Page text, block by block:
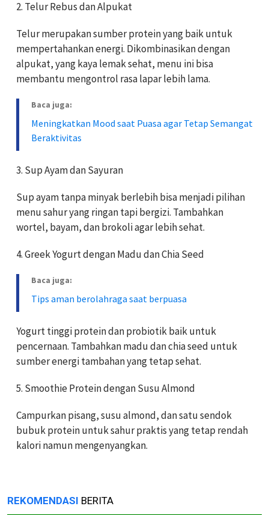
2. Telur Rebus dan Alpukat
Telur merupakan sumber protein yang baik untuk
mempertahankan energi. Dikombinasikan dengan
alpukat, yang kaya lemak sehat, menu ini bisa
membantu mengontrol rasa lapar lebih lama.
Baca juga:
Meningkatkan Mood saat Puasa agar Tetap Semangat
Beraktivitas
3. Sup Ayam dan Sayuran
Sup ayam tanpa minyak berlebih bisa menjadi pilihan
menu sahur yang ringan tapi bergizi. Tambahkan
wortel, bayam, dan brokoli agar lebih sehat.
4. Greek Yogurt dengan Madu dan Chia Seed
Baca juga:
Tips aman berolahraga saat berpuasa
Yogurt tinggi protein dan probiotik baik untuk
pencernaan. Tambahkan madu dan chia seed untuk
sumber energi tambahan yang tetap sehat.
5. Smoothie Protein dengan Susu Almond
Campurkan pisang, susu almond, dan satu sendok
bubuk protein untuk sahur praktis yang tetap rendah
kalori namun mengenyangkan.
REKOMENDASI BERITA